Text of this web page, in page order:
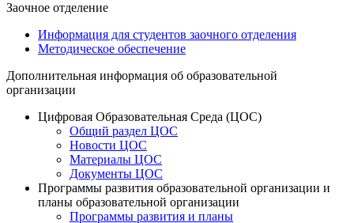
Заочное отделение
Информация для студентов заочного отделения
Методическое обеспечение
Дополнительная информация об образовательной
организации
Цифровая Образовательная Среда (ЦОС)
Общий раздел ЦОС
Новости ЦОС
Материалы ЦОС
Документы ЦОС
Программы развития образовательной организации и
планы образовательной организации
Программы развития и планы